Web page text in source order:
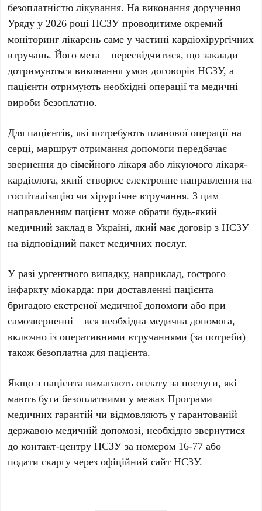
безоплатністю лікування. На виконання доручення
Уряду у2026 році НСЗУ проводитиме окремий
моніторинг лікарень саме у частині кардіохірургічних
втручань. Його мета – пересвідчитися, що заклади
дотримуються виконання умов договорівНСЗУ, а
пацієнти отримують необхідні операції та медичні
вироби безоплатно.
Для пацієнтів, які потребують планової операції на
серці, маршрут отримання допомоги передбачає
звернення до сімейного лікаря або лікуючого лікаря-
кардіолога, який створює електронне направлення на
госпіталізацію чи хірургічне втручання. З цим
направленням пацієнт може обрати будь-який
медичний заклад вУкраїні, який має договір зНСЗУ
на відповідний пакет медичних послуг.
У разі ургентного випадку, наприклад, гострого
інфаркту міокарда: при доставленні пацієнта
бригадою екстреної медичної допомоги або при
самозверненні – вся необхідна медична допомога,
включно із оперативними втручаннями (за потреби)
також безоплатна для пацієнта.
Якщо з пацієнта вимагають оплату за послуги, які
мають бути безоплатними у межахПрограми
медичних гарантій чи відмовляють у гарантованій
державою медичній допомозі, необхідно звернутися
до контакт-центруНСЗУ за номером 16-77 або
подати скаргу через офіційний сайтНСЗУ.